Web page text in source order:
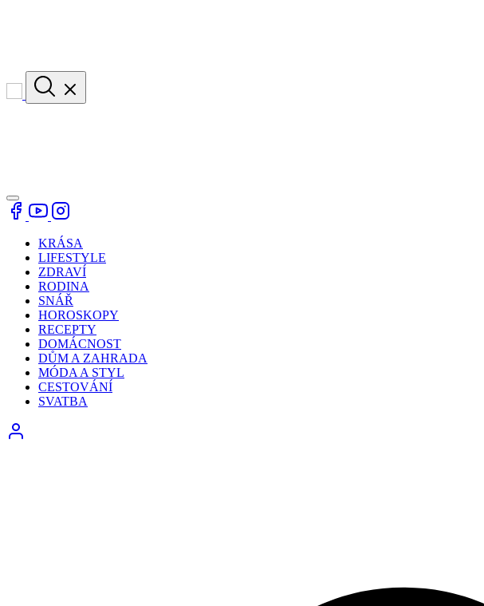
KRÁSA
LIFESTYLE
ZDRAVÍ
RODINA
SNÁŘ
HOROSKOPY
RECEPTY
DOMÁCNOST
DŮM A ZAHRADA
MÓDA A STYL
CESTOVÁNÍ
SVATBA